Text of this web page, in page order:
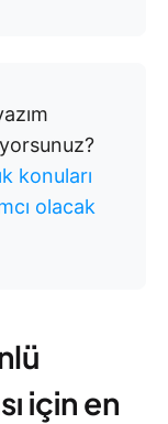
konuları
olacak
için en